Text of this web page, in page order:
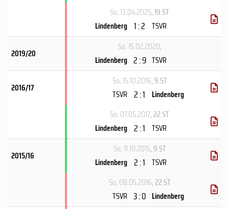
So, 13.04.2025, 19.ST
Lindenberg 1 : 2 TSVR
2019/20
Sa, 15.02.2020,
Lindenberg 2 : 9 TSVR
2016/17
Sa, 15.10.2016, 9.ST
TSVR 2 : 1 Lindenberg
So, 07.05.2017, 22.ST
Lindenberg 2 : 1 TSVR
2015/16
So, 11.10.2015, 9.ST
Lindenberg 2 : 1 TSVR
So, 08.05.2016, 22.ST
TSVR 3 : 0 Lindenberg